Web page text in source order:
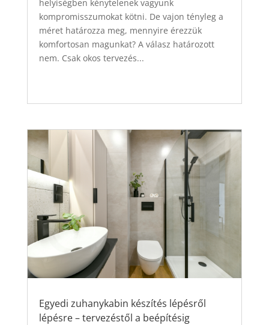
helyiségben kénytelenek vagyunk
kompromisszumokat kötni. De vajon tényleg a
méret határozza meg, mennyire érezzük
komfortosan magunkat? A válasz határozott
nem. Csak okos tervezés...
Egyedi zuhanykabin készítés lépésről
lépésre – tervezéstől a beépítésig